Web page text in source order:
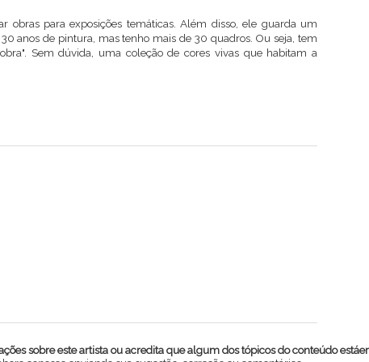
obras para exposições temáticas. Além disso, ele guarda um
anos de pintura, mas tenho mais de 30 quadros. Ou seja, tem
Sem dúvida, uma coleção de cores vivas que habitam a
sobre este artista ou acredita que algum dos tópicos do conteúdo